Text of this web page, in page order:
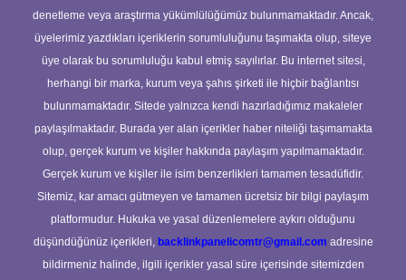
denetleme veya araştırma yükümlülüğümüz bulunmamaktadır. Ancak,
üyelerimiz yazdıkları içeriklerin sorumluluğunu taşımakta olup, siteye
üye olarak bu sorumluluğu kabul etmiş sayılırlar. Bu internet sitesi,
herhangi bir marka, kurum veya şahıs şirketi ile hiçbir bağlantısı
bulunmamaktadır. Sitede yalnızca kendi hazırladığımız makaleler
paylaşılmaktadır. Burada yer alan içerikler haber niteliği taşımamakta
olup, gerçek kurum ve kişiler hakkında paylaşım yapılmamaktadır.
Gerçek kurum ve kişiler ile isim benzerlikleri tamamen tesadüfidir.
Sitemiz, kar amacı gütmeyen ve tamamen ücretsiz bir bilgi paylaşım
platformudur. Hukuka ve yasal düzenlemelere aykırı olduğunu
düşündüğünüz içerikleri, backlinkpanelicomtr@gmail.com adresine
bildirmeniz halinde, ilgili içerikler yasal süre içerisinde sitemizden